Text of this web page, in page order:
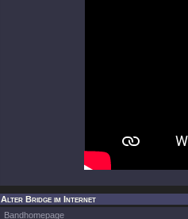
Alter Bridge im Internet
Bandhomepage